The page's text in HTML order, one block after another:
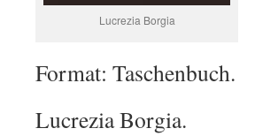
Lucrezia Borgia
Format: Taschenbuch.
Lucrezia Borgia.